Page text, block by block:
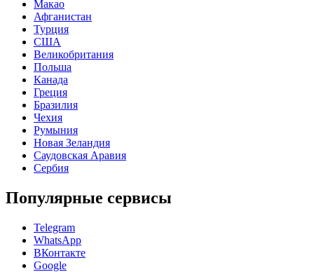
Макао
Афганистан
Турция
США
Великобритания
Польша
Канада
Греция
Бразилия
Чехия
Румыния
Новая Зеландия
Саудовская Аравия
Сербия
Популярные сервисы
Telegram
WhatsApp
ВКонтакте
Google